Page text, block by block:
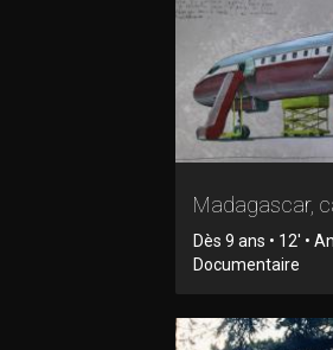
Madagascar,
Dès 9 ans • 12' •
Documentaire